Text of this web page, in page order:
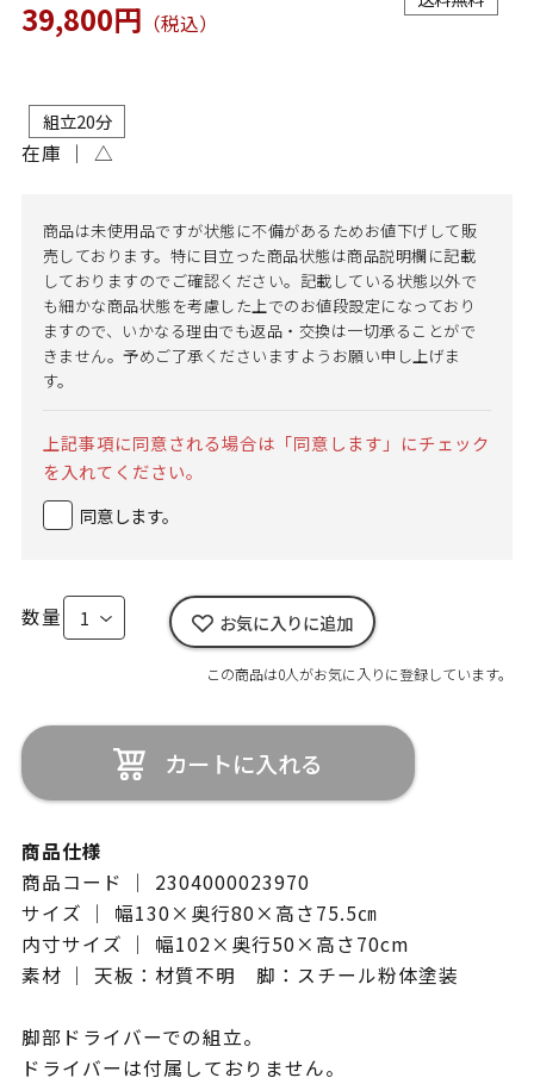
39,800円 （税込）
組立20分
在庫 ｜ △
商品は未使用品ですが状態に不備があるためお値下げして販
売しております。特に目立った商品状態は商品説明欄に記載
しておりますのでご確認ください。記載している状態以外で
も細かな商品状態を考慮した上でのお値段設定になっており
ますので、いかなる理由でも返品・交換は一切承ることがで
きません。予めご了承くださいますようお願い申し上げま
す。
上記事項に同意される場合は「同意します」にチェック
を入れてください。
同意します。
数量 お気に入りに追加
この商品は0人がお気に入りに登録しています。
カートに入れる
商品仕様
商品コード ｜ 2304000023970
サイズ ｜ 幅130×奥行80×高さ75.5㎝
内寸サイズ ｜ 幅102×奥行50×高さ70cm
素材 ｜ 天板：材質不明 脚：スチール粉体塗装
脚部ドライバーでの組立。
ドライバーは付属しておりません。